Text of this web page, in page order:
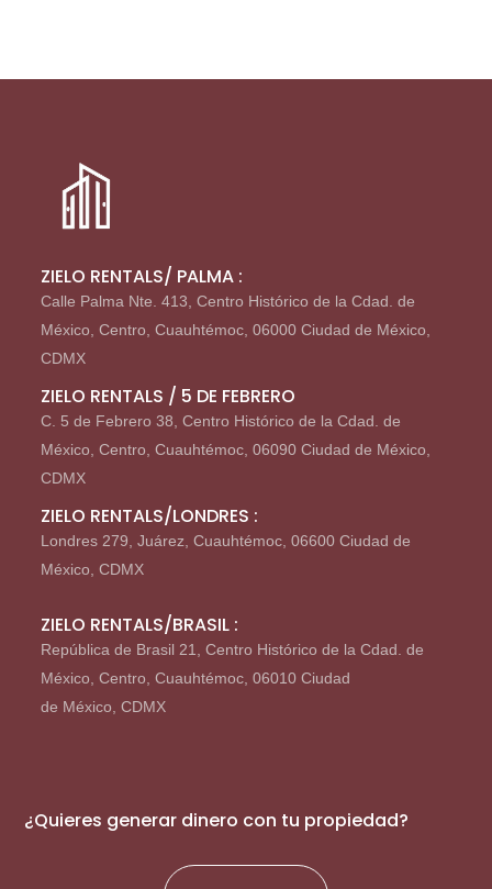
ZIELO RENTALS/ PALMA :
Calle Palma Nte. 413, Centro Histórico de la Cdad. de
México, Centro, Cuauhtémoc, 06000 Ciudad de México,
CDMX
ZIELO RENTALS / 5 DE FEBRERO
C. 5 de Febrero 38, Centro Histórico de la Cdad. de
México, Centro, Cuauhtémoc, 06090 Ciudad de México,
CDMX
ZIELO RENTALS/LONDRES :
Londres 279, Juárez, Cuauhtémoc, 06600 Ciudad de
México, CDMX
ZIELO RENTALS/BRASIL :
República de Brasil 21, Centro Histórico de la Cdad. de
México, Centro, Cuauhtémoc, 06010 Ciudad
de México, CDMX
¿Quieres generar dinero con tu propiedad?